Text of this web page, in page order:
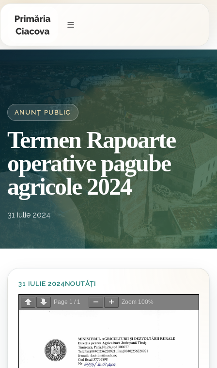
ANUNȚ PUBLIC
Termen Rapoarte
operative pagube
agricole 2024
31 iulie 2024
31 IULIE 2024NOUTĂȚI
Page 1 / 1 Zoom 100%